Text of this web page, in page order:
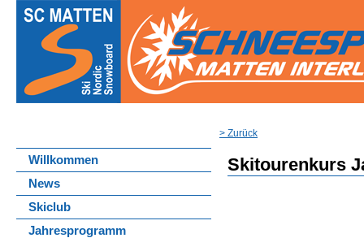
Willkommen
News
Skiclub
Jahresprogramm
> Zurück
Skitourenkurs